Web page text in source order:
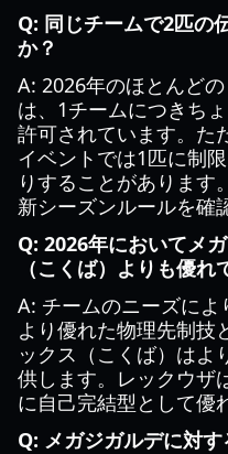
Q: 同じチームで2匹の
か？
A: 2026年のほとんど
は、1チームにつきち
許可されています。た
イベントでは1匹に制
りすることがあります
新シーズンルールを確
Q: 2026年においてメ
（こくば）よりも優れ
A: チームのニーズに
より優れた物理先制技
ックス（こくば）はよ
供します。レックウザ
に自己完結型として優
Q: メガジガルデに対